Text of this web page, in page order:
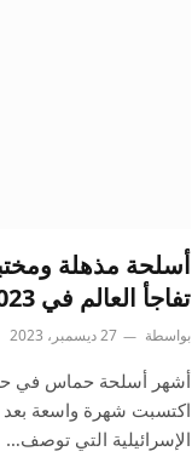
أسلحة مذهلة
تفاجأ العالم في 2023
بواسطة 27 ديسمبر، 2023
الإسرائيلية التي توصف…